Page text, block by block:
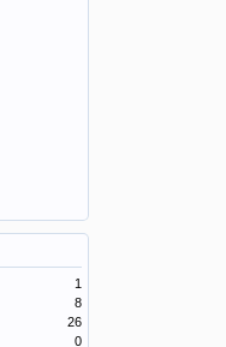
1
8
26
0